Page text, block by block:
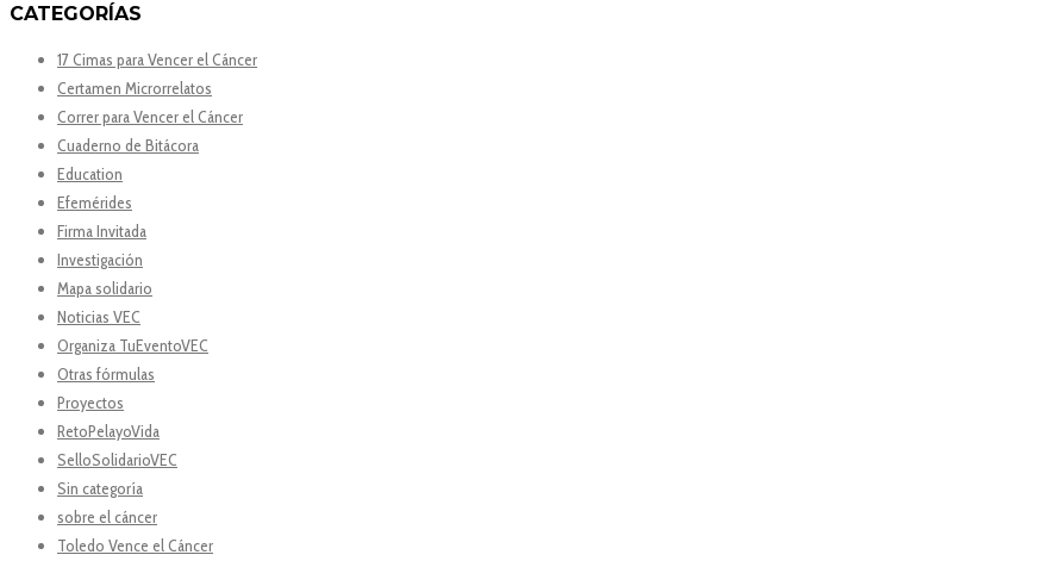
CATEGORÍAS
17 Cimas para Vencer el Cáncer
Certamen Microrrelatos
Correr para Vencer el Cáncer
Cuaderno de Bitácora
Education
Efemérides
Firma Invitada
Investigación
Mapa solidario
Noticias VEC
Organiza TuEventoVEC
Otras fórmulas
Proyectos
RetoPelayoVida
SelloSolidarioVEC
Sin categoría
sobre el cáncer
Toledo Vence el Cáncer